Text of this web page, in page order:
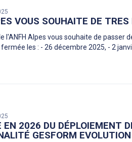
VOUS SOUHAITE DE
l'ANFH Alpes vous souhaite de passer
les : - 26 décembre 2025, - 2
EN 2026 DU DÉPLOIEMENT
GESFORM